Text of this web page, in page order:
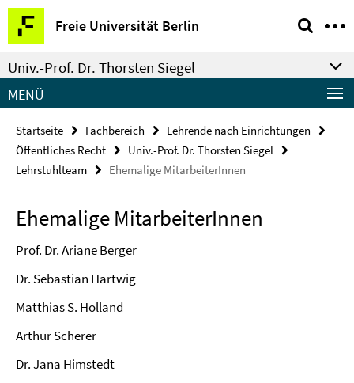
Springe
direkt
zu
Inhalt
Freie Universität Berlin
Service-
Navigation
Univ.-Prof. Dr. Thorsten Siegel
MENÜ
Startseite Fachbereich
Lehrende nach Einrichtungen
Öffentliches Recht
Univ.-Prof. Dr. Thorsten Siegel
Lehrstuhlteam
Ehemalige MitarbeiterInnen
Ehemalige MitarbeiterInnen
Prof. Dr. Ariane Berger
Dr. Sebastian Hartwig
Matthias S. Holland
Arthur Scherer
Dr. Jana Himstedt